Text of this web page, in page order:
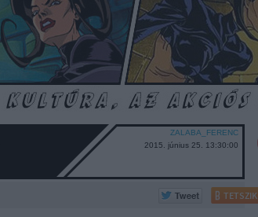
ZALABA_FERENC
2015. június 25. 13:30:00
TETSZIK